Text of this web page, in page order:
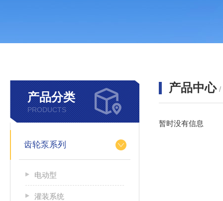
产品分类
PRODUCTS
齿轮泵系列
电动型
灌装系统
产品中心 /
暂时没有信息